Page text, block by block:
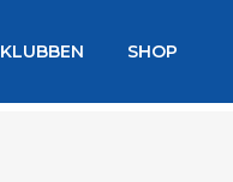
KLUBBEN SHOP